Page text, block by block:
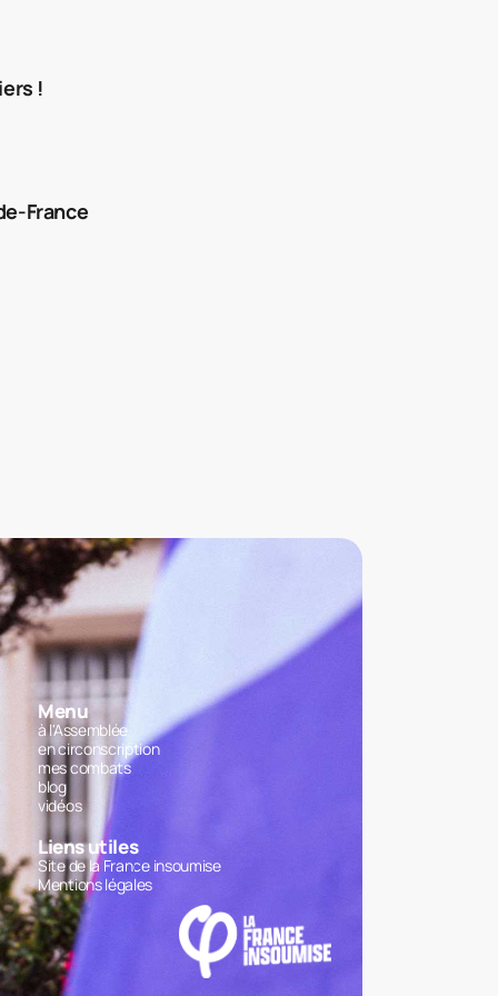
!
France
Menu
à l'Assemblée
en circonscription
mes combats
blog
vidéos
Liens utiles
Site de la France insoumise
Mentions légales